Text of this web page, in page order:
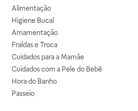
Alimentação
Higiene Bucal
Amamentação
Fraldas e Troca
Cuidados para a Mamãe
Cuidados com a Pele do Bebê
Hora do Banho
Passeio